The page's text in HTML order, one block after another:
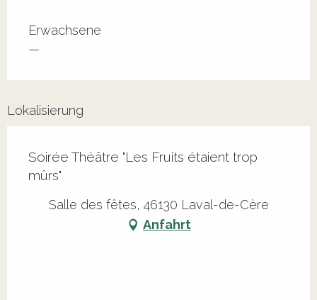
Erwachsene
—
Lokalisierung
Soirée Théâtre "Les Fruits étaient trop
mûrs"
Salle des fêtes, 46130 Laval-de-Cère
Anfahrt